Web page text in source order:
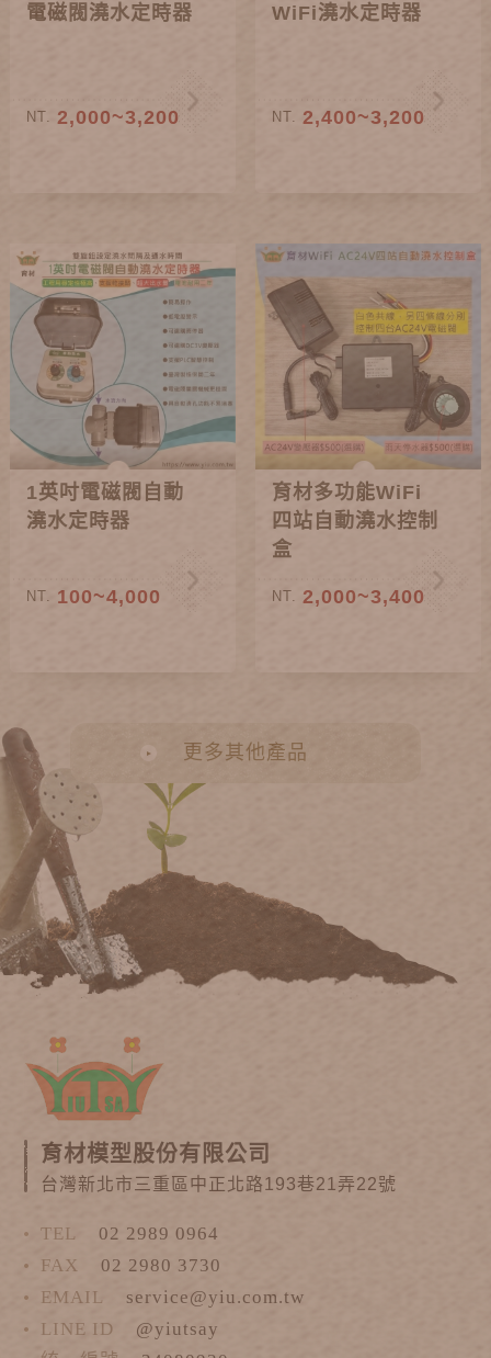
電磁閥澆水定時器
NT. 2,000~3,200
WiFi澆水定時器
NT. 2,400~3,200
1英吋電磁閥自動
澆水定時器
NT. 100~4,000
育材多功能WiFi
四站自動澆水控制
盒
NT. 2,000~3,400
更多其他產品
育材模型股份有限公司
台灣新北市三重區中正北路193巷21弄22號
TEL
02 2989 0964
FAX
02 2980 3730
EMAIL
service@yiu.com.tw
LINE ID
@yiutsay